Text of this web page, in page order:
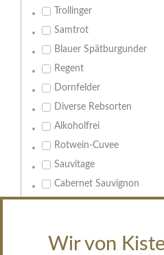
Wir von
Trollinger
Samtrot
Blauer Spätburgunder
Regent
Dornfelder
Diverse Rebsorten
Alkoholfrei
Rotwein-Cuvee
Sauvitage
Cabernet Sauvignon
trocken